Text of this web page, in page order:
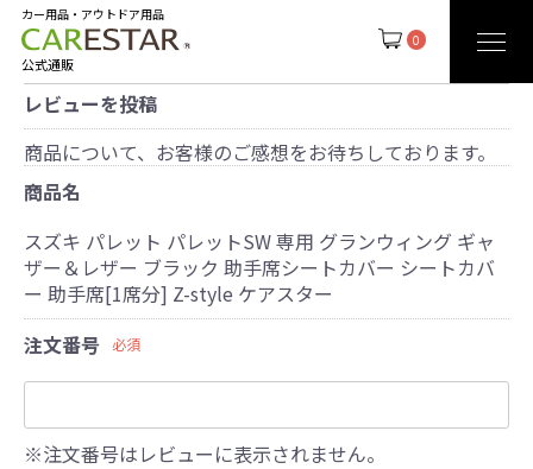
0
カー用品・アウトドア用品
公式通販
レビューを投稿
商品について、お客様のご感想をお待ちしております。
商品名
スズキ パレット パレットSW 専用 グランウィング ギャ
ザー＆レザー ブラック 助手席シートカバー シートカバ
ー 助手席[1席分] Z-style ケアスター
注文番号
必須
※注文番号はレビューに表示されません。